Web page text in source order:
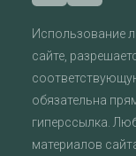
Использование
сайте,
обязательна
гиперссылка.
материалов